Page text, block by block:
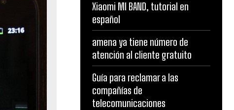
Xiaomi MI BAND, tutorial en
español
amena ya tiene número de
atención al cliente gratuito
Guía para reclamar a las
compañías de
telecomunicaciones